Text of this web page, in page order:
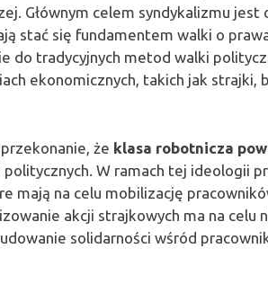
Głównym celem syndykalizmu jest
stać się fundamentem walki o
do tradycyjnych metod walki
ekonomicznych, takich jak strajki,
że klasa robotnicza
politycznych. W ramach tej ideologii
mają na celu mobilizację
akcji strajkowych ma na celu
solidarności wśród